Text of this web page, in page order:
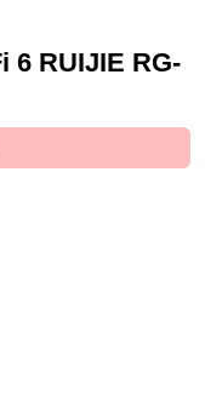
6 RUIJIE RG-